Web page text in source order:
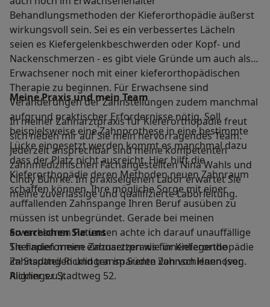
Behandlungsmethoden der Kieferorthopädie äußerst
wirkungsvoll sein. Sei es ein verbessertes Lächeln
seien es Kiefergelenkbeschwerden oder Kopf- und
Nackenschmerzen - es gibt viele Gründe um auch als
Erwachsener noch mit einer kieferorthopädischen
Therapie zu beginnen. Für Erwachsene sind
Veränderungen der Zahnstellungen zudem manchmal
aufgrund praktischer Erfordernisse nötig. Soll
beispielsweise eine Zahnprothese in eine bestimmte
Lücke eingesetzt werden kommt es manchmal dazu
dass der Platz nicht ausreicht. Hier hilft die
Kieferorthopädie deren Methoden neuen Zahnraum
schaffen können. Ihre mögliche Sorge mit einer
auffallenden Zahnspange Ihren Beruf ausüben zu
müssen ist unbegründet. Gerade bei meinen
erwachsenen Patienten achte ich darauf unauffällige
Therapieformen einzusetzen wie innenliegende
Zahnspangen und transparente Zahnschienen (sog.
Aligner s.u.).
Meine Praxis und mein Team
In meiner Zahnarztpraxis für Kieferorthopädie freut
sich neben mir auf Sie mein hervorragendes Team.
Jederzeit ansprechbar sind meine kompetenten
zahnmedizinischen Fachangestellten Nina Wahls und
Cindy Bührke. Im praxiseigenen Labor erwartet Sie
meine zuverlässige und qualifizierte Laborleitung.
So erreichen Sie uns
Sie finden meine Zahnarztpraxis für Kieferorthopädie
im Stadtteil Ricklingen im Süden von von Hannover
Ricklinger Stadtweg 52.